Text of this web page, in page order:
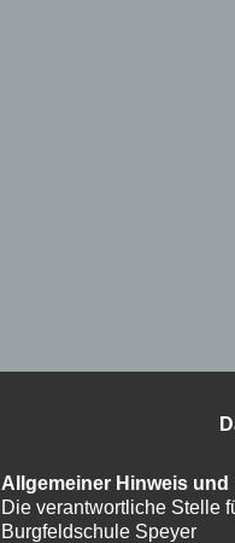
Allgemeiner Hinweis
Die verantwortliche Stelle
Burgfeldschule Speyer